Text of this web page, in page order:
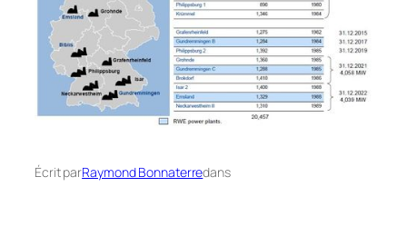
Écrit parRaymond Bonnaterredans